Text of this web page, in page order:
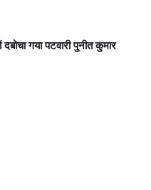
गया पटवारी पुनीत कुमार